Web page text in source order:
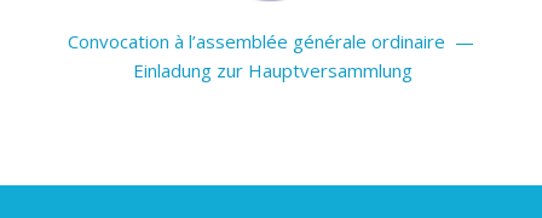
Convocation à l’assemblée générale ordinaire —
Einladung zur Hauptversammlung